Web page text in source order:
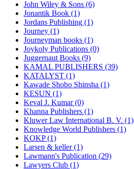
John Wiley & Sons (6)
Jonantik Book (1)
Jordans Publishing (1)
Journey (1)
Journeyman books (1)
Joykoly Publications (0)
Juggernaut Books (9)
KAMAL PUBLISHERS (39)
KATALYST (1)
Kawade Shobo Shinsha (1)
KESUN (1)
Keval J. Kumar (0)
Khanna Publishers (1)
Kluwer Law International B. V. (1)
Knowledge World Publishers (1)
KOKP (1)
Larsen & keller (1)
Lawmann's Publication (29)
Lawyers Club (1)